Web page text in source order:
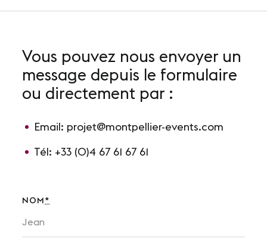
Photothèque
NOUS CHOISIR
Nos sites
Notre destination
Nos références
Le Club
Vous pouvez nous envoyer un
message depuis le formulaire
ou directement par :
Email: projet@montpellier-events.com
Tél: +33 (0)4 67 61 67 61
NOM*